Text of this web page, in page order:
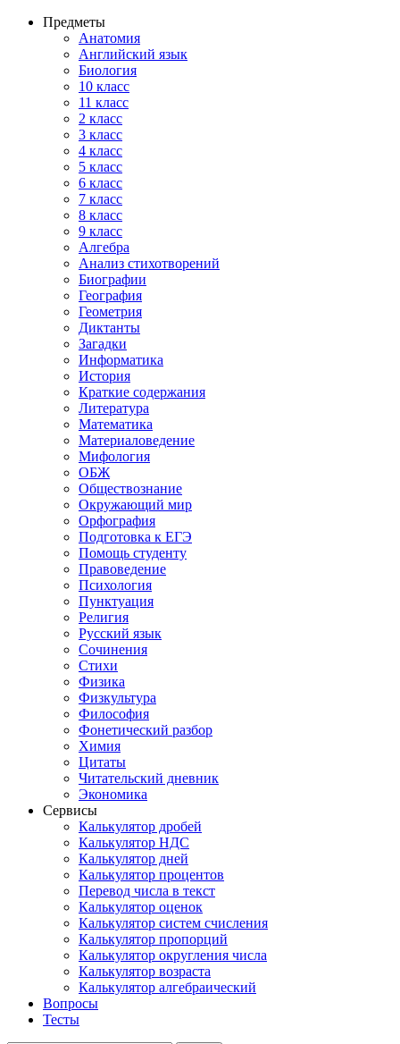
Предметы
Анатомия
Английский язык
Биология
10 класс
11 класс
2 класс
3 класс
4 класс
5 класс
6 класс
7 класс
8 класс
9 класс
Алгебра
Анализ стихотворений
Биографии
География
Геометрия
Диктанты
Загадки
Информатика
История
Краткие содержания
Литература
Математика
Материаловедение
Мифология
ОБЖ
Обществознание
Окружающий мир
Орфография
Подготовка к ЕГЭ
Помощь студенту
Правоведение
Психология
Пунктуация
Религия
Русский язык
Сочинения
Стихи
Физика
Физкультура
Философия
Фонетический разбор
Химия
Цитаты
Читательский дневник
Экономика
Сервисы
Калькулятор дробей
Калькулятор НДС
Калькулятор дней
Калькулятор процентов
Перевод числа в текст
Калькулятор оценок
Калькулятор систем счисления
Калькулятор пропорций
Калькулятор округления числа
Калькулятор возраста
Калькулятор алгебраический
Вопросы
Тесты